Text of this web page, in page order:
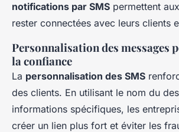
notifications par SMS permettent
rester connectées avec leurs clients
Personnalisation des messages
la confiance
La personnalisation des SMS
des clients. En utilisant le nom du
informations spécifiques, les
créer un lien plus fort et éviter les